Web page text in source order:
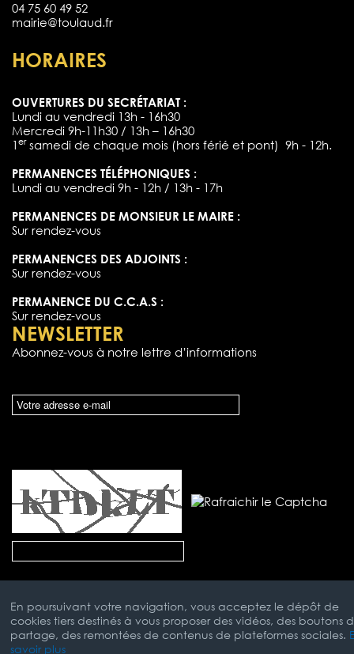
04 75 60 49 52
mairie@toulaud.fr
HORAIRES
OUVERTURES DU SECRÉTARIAT :
Lundi au vendredi 13h - 16h30
Mercredi 9h-11h30 / 13h – 16h30
1 ersamedi de chaque mois (hors férié et pont) 9h - 12h.
PERMANENCES TÉLÉPHONIQUES :
Lundi au vendredi 9h - 12h / 13h - 17h
PERMANENCES DE MONSIEUR LE MAIRE :
Sur rendez-vous
PERMANENCES DES ADJOINTS :
Sur rendez-vous
PERMANENCE DU C.C.A.S :
Sur rendez-vous
NEWSLETTER
Abonnez-vous à notre lettre d’informations
En poursuivant votre navigation, vous acceptez le dépôt de
cookies tiers destinés à vous proposer des vidéos, des boutons
partage, des remontées de contenus de plateformes sociales.
savoir plus